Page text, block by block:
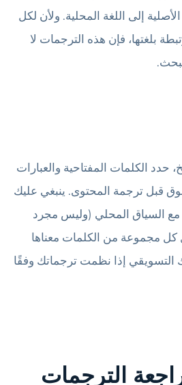
إلى اللغة المحلية. ولأن لكل
بلغتها، فإن هذه الترجمات لا
حدد الكلمات المفتاحية والعبارات
قبل ترجمة المحتوى. ينبغي عليك
مع السياق المحلي (وليس مجرد
مجموعة من الكلمات معناها
التسويقي إذا نظمت ترجماتك وفقًا
الترجمات